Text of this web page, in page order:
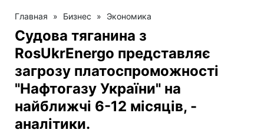
Главная » Бизнес » Экономика
Судова тяганина з
RosUkrEnergo представляє
загрозу платоспроможності
"Нафтогазу України" на
найближчі 6-12 місяців, -
аналітики.